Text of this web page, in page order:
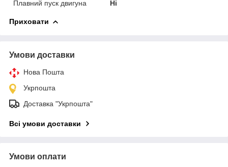
Плавний пуск двигуна
Ні
Приховати
Умови доставки
Нова Пошта
Укрпошта
Доставка "Укрпошта"
Всі умови доставки
Умови оплати